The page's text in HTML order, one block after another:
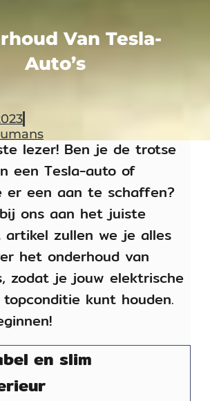
Van Tesla-
Auto’s
lezer! Ben je de trotse
een Tesla-auto of
er een aan te schaffen?
ons aan het juiste
artikel zullen we je alles
het onderhoud van
zodat je jouw elektrische
kunt houden.
en slim